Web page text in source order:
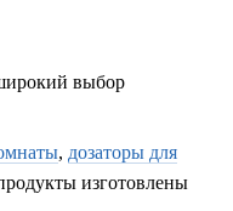
выбор
, дозаторы для
изготовлены